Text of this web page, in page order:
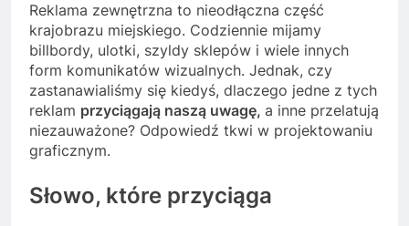
Reklama zewnętrzna to nieodłączna część
krajobrazu miejskiego. Codziennie mijamy
billbordy, ulotki, szyldy sklepów i wiele innych
form komunikatów wizualnych. Jednak, czy
zastanawialiśmy się kiedyś, dlaczego jedne z tych
reklam przyciągają naszą uwagę, a inne przelatują
niezauważone? Odpowiedź tkwi w projektowaniu
graficznym.
Słowo, które przyciąga